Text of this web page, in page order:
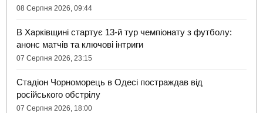
08 Серпня 2026, 09:44
В Харківщині стартує 13-й тур чемпіонату з футболу:
анонс матчів та ключові інтриги
07 Серпня 2026, 23:15
Стадіон Чорноморець в Одесі постраждав від
російського обстрілу
07 Серпня 2026, 18:00